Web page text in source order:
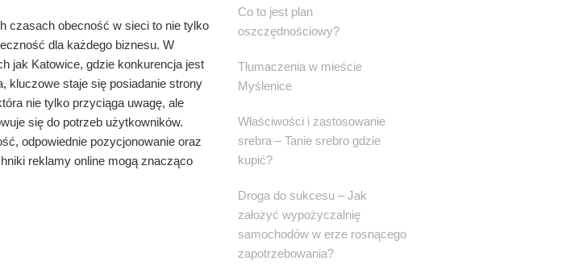
czasach obecność w sieci to nie tylko
dla każdego biznesu. W
jak Katowice, gdzie konkurencja jest
kluczowe staje się posiadanie strony
nie tylko przyciąga uwagę, ale
się do potrzeb użytkowników.
odpowiednie pozycjonowanie oraz
reklamy online mogą znacząco
Co to jest plan
oszczędnościowy?
Tłumaczenia w mieście
Myślenice
Właściwości i zastosowanie
srebra – Tanie srebro gdzie
kupić?
Droga do sukcesu – Jak
założyć wypożyczalnię
samochodów w erze rosnącego
zapotrzebowania?